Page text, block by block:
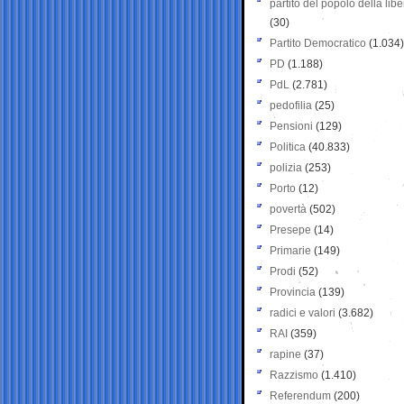
partito del popolo della
(30)
Partito Democratico (1.034)
PD (1.188)
PdL (2.781)
pedofilia (25)
Pensioni (129)
Politica (40.833)
polizia (253)
Porto (12)
povertà (502)
Presepe (14)
Primarie (149)
Prodi (52)
Provincia (139)
radici e valori (3.682)
RAI (359)
rapine (37)
Razzismo (1.410)
Referendum (200)